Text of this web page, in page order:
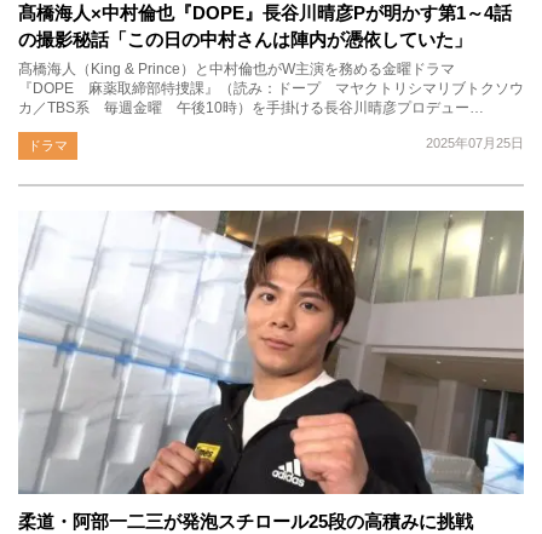
髙橋海人×中村倫也『DOPE』長谷川晴彦Pが明かす第1～4話
の撮影秘話「この日の中村さんは陣内が憑依していた」
髙橋海人（King & Prince）と中村倫也がW主演を務める金曜ドラマ
『DOPE 麻薬取締部特捜課』（読み：ドープ マヤクトリシマリブトクソウ
カ／TBS系 毎週金曜 午後10時）を手掛ける長谷川晴彦プロデュー…
2025年07月25日
ドラマ
柔道・阿部一二三が発泡スチロール25段の高積みに挑戦